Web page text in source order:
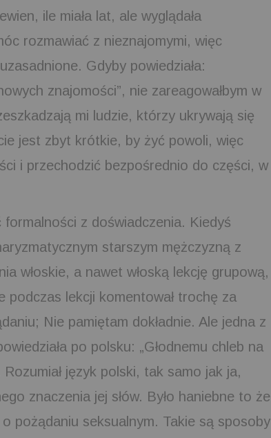
ile miała lat, ale wyglądała
rozmawiać z nieznajomymi, więc
Gdyby powiedziała:
znajomości”, nie zareagowałbym w
mi ludzie, którzy ukrywają się
jest zbyt krótkie, by żyć powoli, więc
i przechodzić bezpośrednio do części, w
formalności z doświadczenia. Kiedyś
starszym mężczyzną z
włoskie, a nawet włoską lekcję grupową,
podczas lekcji komentował trochę za
Nie pamiętam dokładnie. Ale jedna z
po polsku: „Głodnemu chleb na
język polski, tak samo jak ja,
znaczenia jej słów. Było haniebne to że
o pożądaniu seksualnym. Takie są sposoby